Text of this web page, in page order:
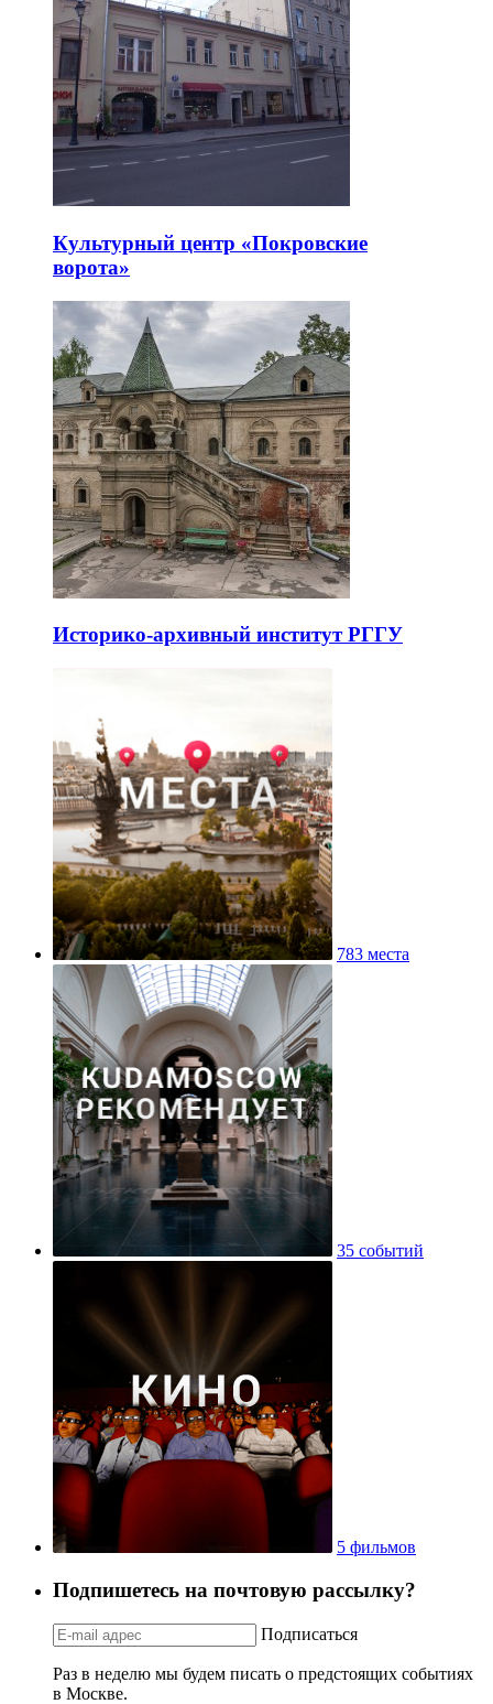
Культурный центр «Покровские
ворота»
Историко-архивный институт РГГУ
783 места
35 событий
5 фильмов
Подпишетесь на почтовую рассылку?
Подписаться
Раз в неделю мы будем писать о предстоящих событиях
в Москве.